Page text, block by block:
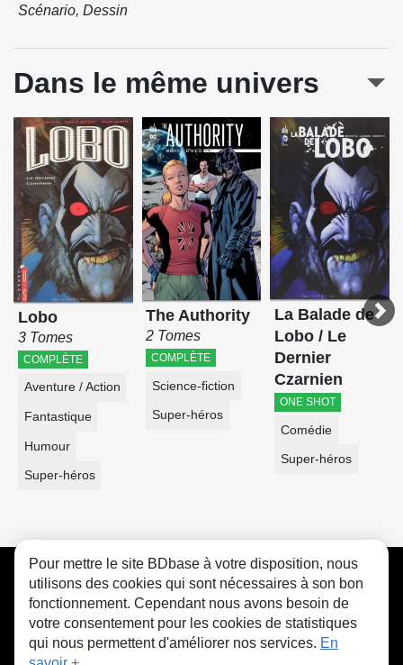
Scénario, Dessin
Dans le même univers
Lobo
3 Tomes
COMPLÈTE
Aventure / Action
Fantastique
Humour
Super-héros
The Authority
2 Tomes
COMPLÈTE
Science-fiction
Super-héros
La Balade de
Lobo / Le
Dernier
Czarnien
ONE SHOT
Comédie
Super-héros
CGU FAQ Contact Cookies
Pour mettre le site BDbase à votre disposition, nous
utilisons des cookies qui sont nécessaires à son bon
fonctionnement. Cependant nous avons besoin de
votre consentement pour les cookies de statistiques
qui nous permettent d'améliorer nos services. En